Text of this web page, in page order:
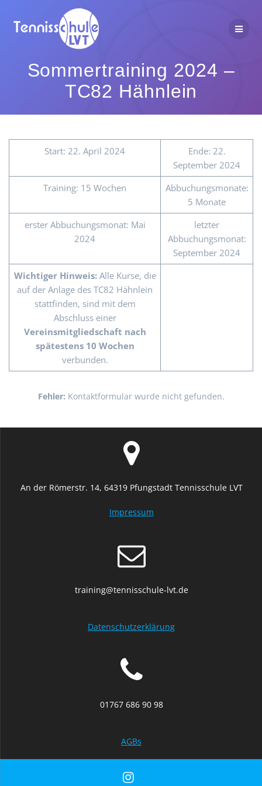
Sommertraining 2024 –
TC82 Hähnlein
Start: 22. April 2024
Ende: 22.
September 2024
Training: 15 Wochen
Abbuchungsmonate:
5 Monate
erster Abbuchungsmonat: Mai
2024
letzter
Abbuchungsmonat:
September 2024
Wichtiger Hinweis:Alle Kurse, die
auf der Anlage des TC82 Hähnlein
stattfinden, sind mit dem
Abschluss einer
Vereinsmitgliedschaft nach
spätestens 10 Wochen
verbunden.
Fehler: Kontaktformular wurde nicht gefunden.
An der Römerstr. 14, 64319 Pfungstadt Tennisschule LVT
Impressum
training@tennisschule-lvt.de
Datenschutzerklärung
01767 686 90 98
AGBs